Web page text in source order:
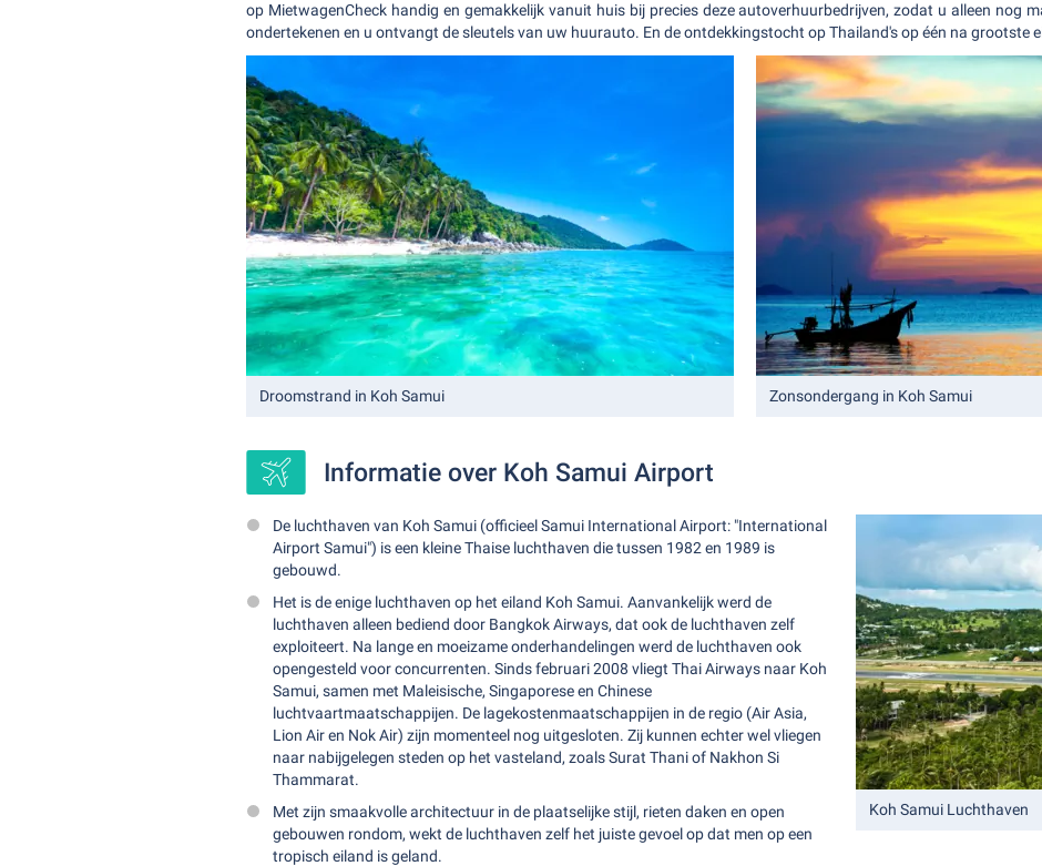
op MietwagenCheck handig en gemakkelijk vanuit huis bij precies deze autoverhuurbedrijven, zodat u alleen nog
ondertekenen en u ontvangt de sleutels van uw huurauto. En de ontdekkingstocht op Thailand's op één na grootste
Droomstrand in Koh Samui Zonsondergang in Koh Samui
Informatie over Koh Samui Airport
Koh Samui Luchthaven
De luchthaven van Koh Samui (officieel Samui International Airport: "International
Airport Samui") is een kleine Thaise luchthaven die tussen 1982 en 1989 is
gebouwd.
Het is de enige luchthaven op het eiland Koh Samui. Aanvankelijk werd de
luchthaven alleen bediend door Bangkok Airways, dat ook de luchthaven zelf
exploiteert. Na lange en moeizame onderhandelingen werd de luchthaven ook
opengesteld voor concurrenten. Sinds februari 2008 vliegt Thai Airways naar Koh
Samui, samen met Maleisische, Singaporese en Chinese
luchtvaartmaatschappijen. De lagekostenmaatschappijen in de regio (Air Asia,
Lion Air en Nok Air) zijn momenteel nog uitgesloten. Zij kunnen echter wel vliegen
naar nabijgelegen steden op het vasteland, zoals Surat Thani of Nakhon Si
Thammarat.
Met zijn smaakvolle architectuur in de plaatselijke stijl, rieten daken en open
gebouwen rondom, wekt de luchthaven zelf het juiste gevoel op dat men op een
tropisch eiland is geland.